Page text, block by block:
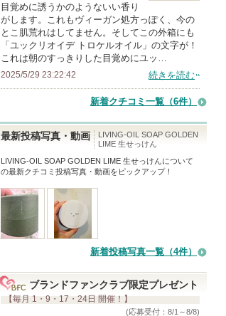
メ
ン
バ
ー
入
り
て
ま
目覚めに誘うかのようないい香り
がします。これもヴィーガン処方っぽく、今の
とこ肌荒れはしてません。そしてこの外箱にも
「ユックリオイデ トロケルオイル」の文字が！
これは朝のすっきりした目覚めにユッ…
2025/5/29 23:22:42 続きを読む
新着クチコミ一覧 （6件）
最新投稿写真・動画
LIVING-OIL SOAP GOLDEN
LIME 生せっけん
LIVING-OIL SOAP GOLDEN LIME 生せっけんについて
の最新クチコミ投稿写真・動画をピックアップ！
新着投稿写真一覧（4件）
ブランドファンクラブ限定プレゼント
【毎月 1・9・17・24日 開催！】
(応募受付：8/1～8/8)